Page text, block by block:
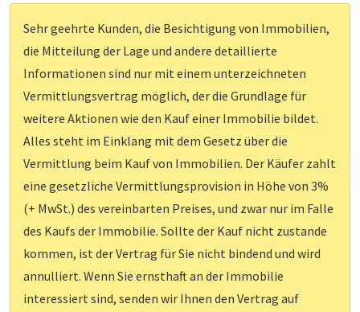
Sehr geehrte Kunden, die Besichtigung von Immobilien,
die Mitteilung der Lage und andere detaillierte
Informationen sind nur mit einem unterzeichneten
Vermittlungsvertrag möglich, der die Grundlage für
weitere Aktionen wie den Kauf einer Immobilie bildet.
Alles steht im Einklang mit dem Gesetz über die
Vermittlung beim Kauf von Immobilien. Der Käufer zahlt
eine gesetzliche Vermittlungsprovision in Höhe von 3%
(+ MwSt.) des vereinbarten Preises, und zwar nur im Falle
des Kaufs der Immobilie. Sollte der Kauf nicht zustande
kommen, ist der Vertrag für Sie nicht bindend und wird
annulliert. Wenn Sie ernsthaft an der Immobilie
interessiert sind, senden wir Ihnen den Vertrag auf